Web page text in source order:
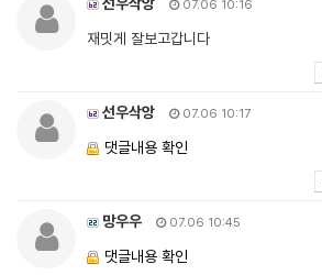
07.06 10:16
재밋게 잘보고갑니다
선우삭앙 07.06 10:17
댓글내용 확인
망우우 07.06 10:45
댓글내용 확인